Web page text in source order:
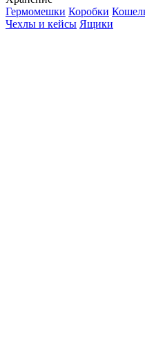
Гермомешки Коробки
Чехлы и кейсы Ящики